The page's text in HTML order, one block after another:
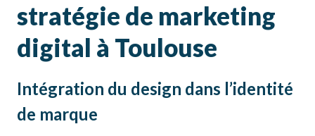
stratégie de marketing
digital à Toulouse
Intégration du design dans l’identité
de marque